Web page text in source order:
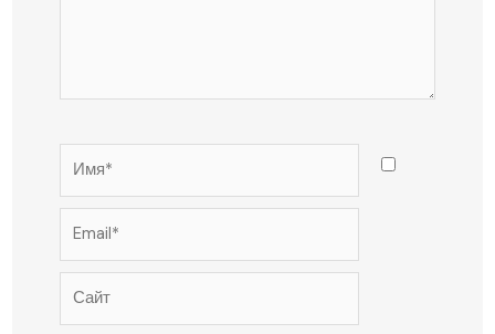
Имя*
Email*
Сайт